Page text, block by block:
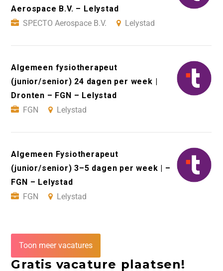
Aerospace B.V. – Lelystad
SPECTO Aerospace B.V.
Lelystad
Algemeen fysiotherapeut
(junior/senior) 24 dagen per week |
Dronten – FGN – Lelystad
FGN
Lelystad
Algemeen Fysiotherapeut
(junior/senior) 3–5 dagen per week | –
FGN – Lelystad
FGN
Lelystad
Toon meer vacatures
Gratis vacature plaatsen!